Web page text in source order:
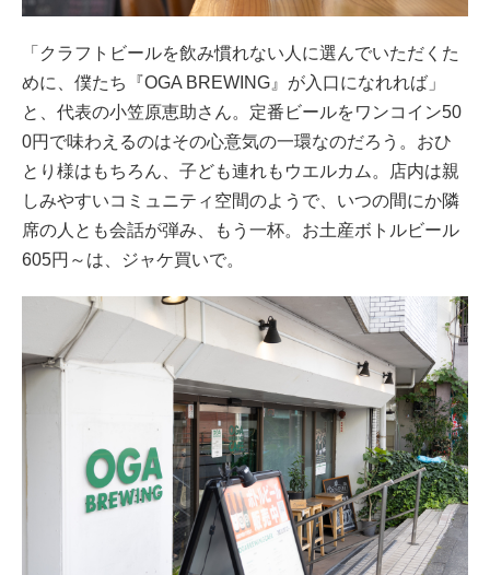
「クラフトビールを飲み慣れない人に選んでいただくた
めに、僕たち『OGA BREWING』が入口になれれば」
と、代表の小笠原恵助さん。定番ビールをワンコイン50
0円で味わえるのはその心意気の一環なのだろう。おひ
とり様はもちろん、子ども連れもウエルカム。店内は親
しみやすいコミュニティ空間のようで、いつの間にか隣
席の人とも会話が弾み、もう一杯。お土産ボトルビール
605円～は、ジャケ買いで。